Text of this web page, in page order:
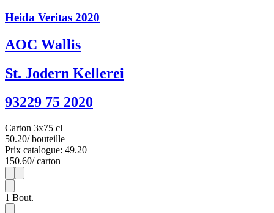
Heida Veritas 2020
AOC Wallis
St. Jodern Kellerei
93229 75 2020
Carton 3x75 cl
50.20/ bouteille
Prix catalogue: 49.20
150.60/ carton
1
1 Bout.